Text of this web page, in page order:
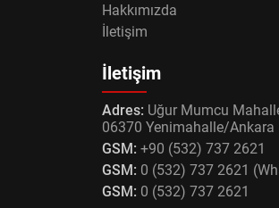
Hakkımızda
İletişim
İletişim
Adres: Uğur Mumcu
06370 Yenimahalle/Ankara
GSM: +90 (532) 737 2621
GSM: 0 (532) 737 2621
GSM: 0 (532) 737 2621